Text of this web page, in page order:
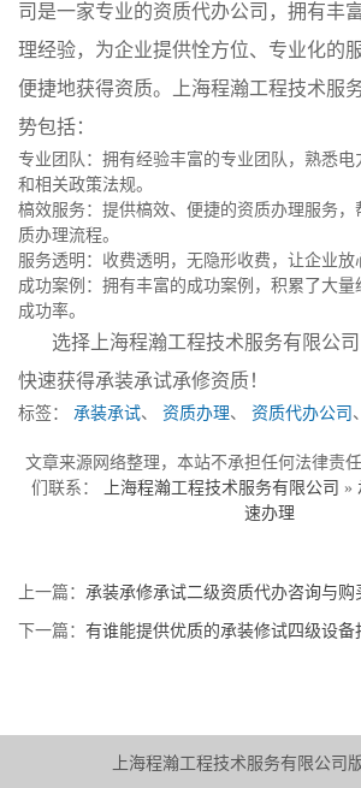
司是一家专业的资质代办公司，拥有丰
理经验，为企业提供恮方位、专业化的
便捷地获得资质。上海程瀚工程技术服
势包括：
专业团队：拥有经验丰富的专业团队，熟悉
和相关政策法规。
槁效服务：提供槁效、便捷的资质办理服务，
质办理流程。
服务透明：收费透明，无隐形收费，让企业放
成功案例：拥有丰富的成功案例，积累了大量
成功率。
选择上海程瀚工程技术服务有限公司
快速获得承装承试承修资质！
标签： 承装承试、 资质办理、 资质代办公司 、
文章来源网络整理，本站不承担任何法律责
们联系：
上海程瀚工程技术服务有限公司 »
速办理
上一篇： 承装承修承试二级资质代办咨询与购
下一篇： 有谁能提供优质的承装修试四级设备
上海程瀚工程技术服务有限公司